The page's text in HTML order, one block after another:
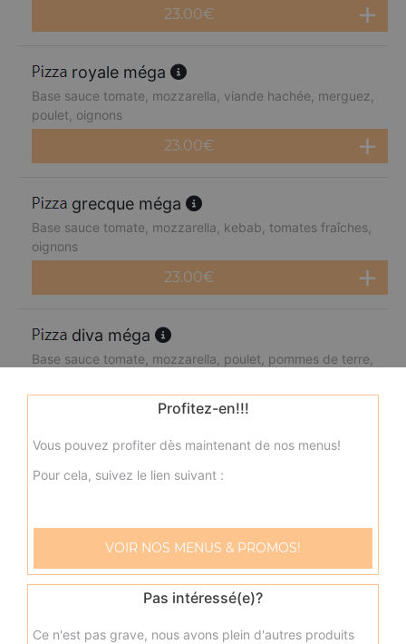
23.00€
royale méga
Base sauce tomate, mozzarella, viande hachée, merguez,
poulet, oignons
23.00€
grecque méga
Base sauce tomate, mozzarella, kebab, tomates fraîches,
oignons
23.00€
diva méga
Base sauce tomate, mozzarella, poulet, pommes de terre,
23.00€
neptune méga
23.00€
napolitaine méga
Profitez-en!!!
Vous pouvez profiter dès maintenant de nos menus!
Pour cela, suivez le lien suivant :
VOIR NOS MENUS & PROMOS!
Pas intéressé(e)?
Ce n'est pas grave, nous avons plein d'autres produits